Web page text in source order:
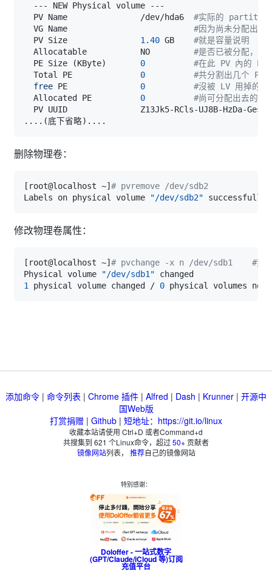
  PV Name               /dev/hda6
#实际的 partition
  VG Name
#因为尚未分配出去
  PV Size
1.40 GB #就是容量说明
  Allocatable           NO
#是否已被分配，结
  PE Size
(KByte) 0
#在此 PV 內的 PE
  Total PE
0
#共分割出几个 PE
free PE 0
#沒被 LV 用掉的
  Allocated PE
0 #尚可分配出去的
.. .. (底下省略) .. ..
删除物理卷：
[ root@localhost ~] # pvremove /dev/sdb2
Labels on physical volume
"/dev/sdb2"
修改物理卷属性：
[ root@localhost ~] # pvchange -x n /dev/sdb1    #禁止
Physical volume
"/dev/sdb1"
1
physical volume changed / 0
添加命令 | 命令列表 | Chrome 插件 | Alfred | Dash | Krunner | 开源中
国Web版
打赏捐赠 | Github | 短地址：https://git.io/linux
收藏本站请使用 Ctrl+D 或者Command+d
共搜集到 621 个Linux命令，超过50+贡献者
镜像网站列表， 推荐自己的镜像网站
特别感谢：
Doloffer - 一站式数字
(GPT/Claude/iCloud 等)订阅
充值平台